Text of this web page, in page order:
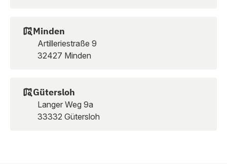
Minden
Artilleriestraße 9
32427 Minden
Gütersloh
Langer Weg 9a
33332 Gütersloh